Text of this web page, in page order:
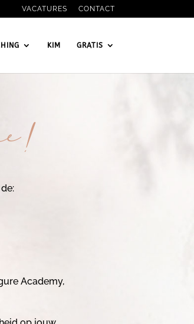
VACATURES CONTACT
KIM GRATIS
Academy,